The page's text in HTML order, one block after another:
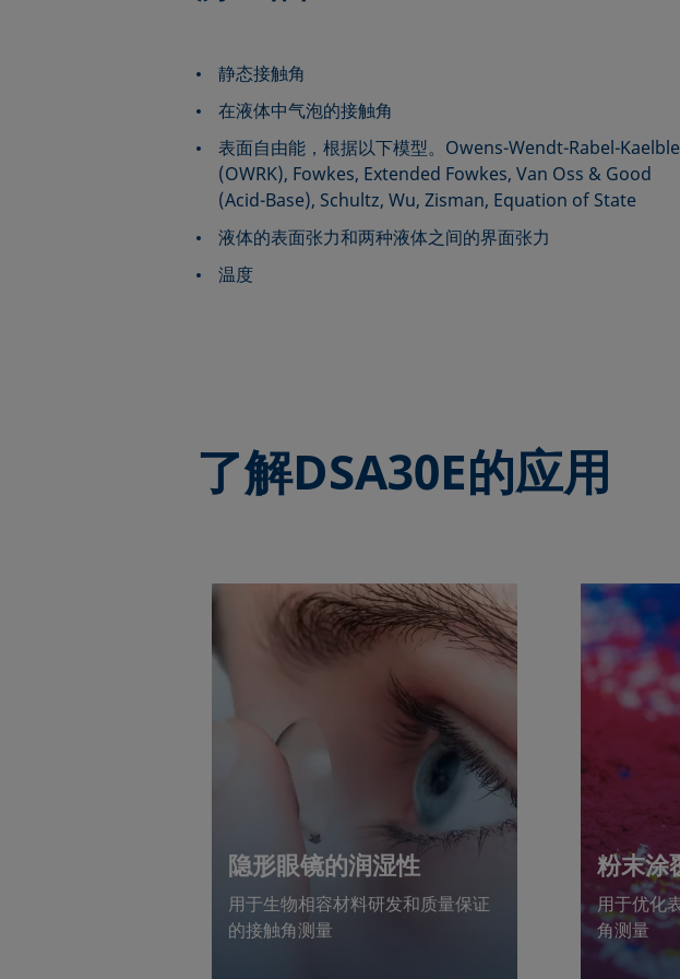
静态接触角
在液体中气泡的接触角
表面自由能，根据以下模型。Owens-Wendt-Rabel-Kaelble
(OWRK), Fowkes, Extended Fowkes, Van Oss & Good
(Acid-Base), Schultz, Wu, Zisman, Equation of State
液体的表面张力和两种液体之间的界面张力
温度
了解DSA30E的应用
隐形眼镜的润湿性
用于生物相容材料研发和质量保证
的接触角测量
粉末涂
用于优化
角测量